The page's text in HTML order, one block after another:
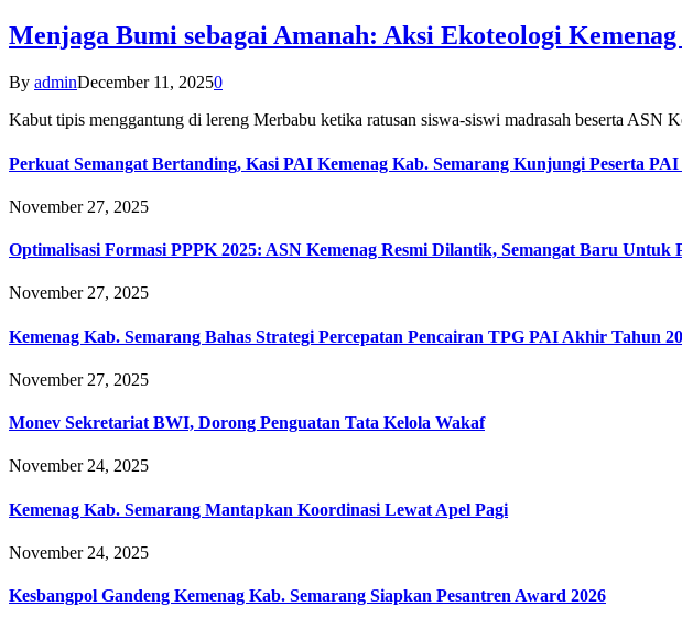
Menjaga Bumi sebagai Amanah: Aksi Ekoteologi
By adminDecember 11, 20250
Kabut tipis menggantung di lereng Merbabu ketika ratusan siswa-siswi madrasah beserta ASN
Perkuat Semangat Bertanding, Kasi PAI Kemenag Kab. Semarang Kunjungi Peserta
November 27, 2025
Optimalisasi Formasi PPPK 2025: ASN Kemenag Resmi Dilantik, Semangat Baru Untuk
November 27, 2025
Kemenag Kab. Semarang Bahas Strategi Percepatan Pencairan TPG PAI Akhir Tahun
November 27, 2025
Monev Sekretariat BWI, Dorong Penguatan Tata Kelola Wakaf
November 24, 2025
Kemenag Kab. Semarang Mantapkan Koordinasi Lewat Apel Pagi
November 24, 2025
Kesbangpol Gandeng Kemenag Kab. Semarang Siapkan Pesantren Award 2026